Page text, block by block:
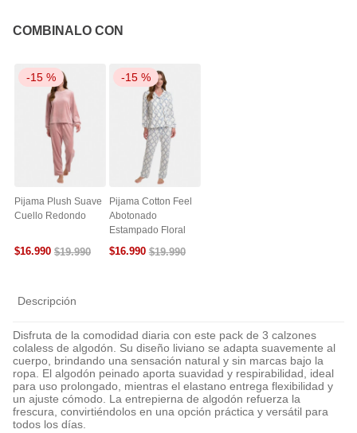
COMBINALO CON
-15 %
Pijama Plush Suave
Cuello Redondo
$16.990 $19.990
-15 %
Pijama Cotton Feel
Abotonado
Estampado Floral
$16.990 $19.990
Descripción
Disfruta de la comodidad diaria con este pack de 3 calzones
colaless de algodón. Su diseño liviano se adapta suavemente al
cuerpo, brindando una sensación natural y sin marcas bajo la
ropa. El algodón peinado aporta suavidad y respirabilidad, ideal
para uso prolongado, mientras el elastano entrega flexibilidad y
un ajuste cómodo. La entrepierna de algodón refuerza la
frescura, convirtiéndolos en una opción práctica y versátil para
todos los días.